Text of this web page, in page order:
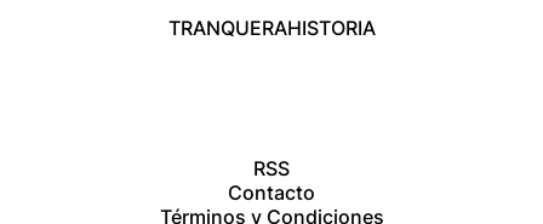
TRANQUERAHISTORIA
RSS
Contacto
Términos y Condiciones